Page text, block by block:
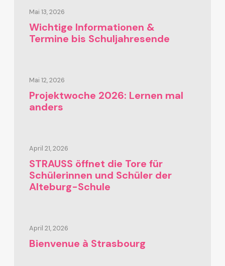
Mai 13, 2026
Wichtige Informationen &
Termine bis Schuljahresende
Mai 12, 2026
Projektwoche 2026: Lernen mal
anders
April 21, 2026
STRAUSS öffnet die Tore für
Schülerinnen und Schüler der
Alteburg-Schule
April 21, 2026
Bienvenue à Strasbourg